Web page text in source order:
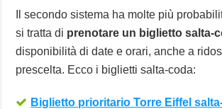
Il secondo sistema ha molte più
si tratta di prenotare un biglietto salta-
disponibilità di date e orari, anche a
prescelta. Ecco i biglietti salta-coda:
Biglietto prioritario Torre Eiffel